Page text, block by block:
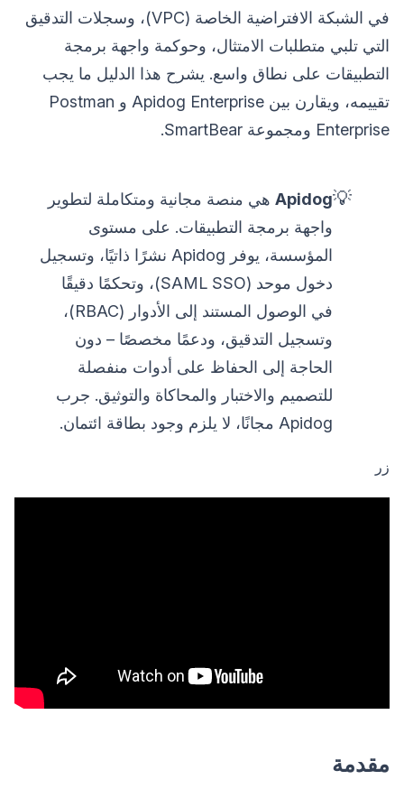
في الشبكة الافتراضية الخاصة (VPC)، وسجلات التدقيق
التي تلبي متطلبات الامتثال، وحوكمة واجهة برمجة
التطبيقات على نطاق واسع. يشرح هذا الدليل ما يجب
تقييمه، ويقارن بين Apidog Enterprise و Postman
Enterprise ومجموعة SmartBear.
💡
Apidog هي منصة مجانية ومتكاملة لتطوير
واجهة برمجة التطبيقات. على مستوى
المؤسسة، يوفر Apidog نشرًا ذاتيًا، وتسجيل
دخول موحد (SAML SSO)، وتحكمًا دقيقًا
في الوصول المستند إلى الأدوار (RBAC)،
وتسجيل التدقيق، ودعمًا مخصصًا – دون
الحاجة إلى الحفاظ على أدوات منفصلة
للتصميم والاختبار والمحاكاة والتوثيق. جرب
Apidog مجانًا، لا يلزم وجود بطاقة ائتمان.
زر
مقدمة